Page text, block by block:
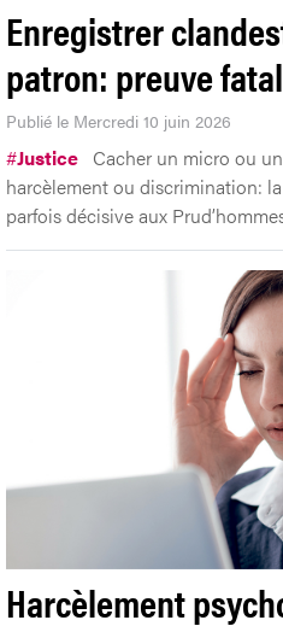
Enregistrer
patron: preuve
Publié le Mercredi 10 juin 2026
#Justice Cacher un micro ou
harcèlement ou discrimination:
parfois décisive aux
Harcèlement